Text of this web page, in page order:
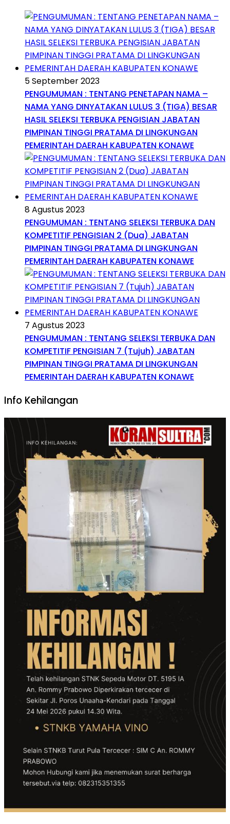
5 September 2023
PENGUMUMAN : TENTANG PENETAPAN NAMA –
NAMA YANG DINYATAKAN LULUS 3 (TIGA) BESAR
HASIL SELEKSI TERBUKA PENGISIAN JABATAN
PIMPINAN TINGGI PRATAMA DI LINGKUNGAN
PEMERINTAH DAERAH KABUPATEN KONAWE
8 Agustus 2023
PENGUMUMAN : TENTANG SELEKSI TERBUKA DAN
KOMPETITIF PENGISIAN 2 (Dua) JABATAN
PIMPINAN TINGGI PRATAMA DI LINGKUNGAN
PEMERINTAH DAERAH KABUPATEN KONAWE
7 Agustus 2023
PENGUMUMAN : TENTANG SELEKSI TERBUKA DAN
KOMPETITIF PENGISIAN 7 (Tujuh) JABATAN
PIMPINAN TINGGI PRATAMA DI LINGKUNGAN
PEMERINTAH DAERAH KABUPATEN KONAWE
Info Kehilangan